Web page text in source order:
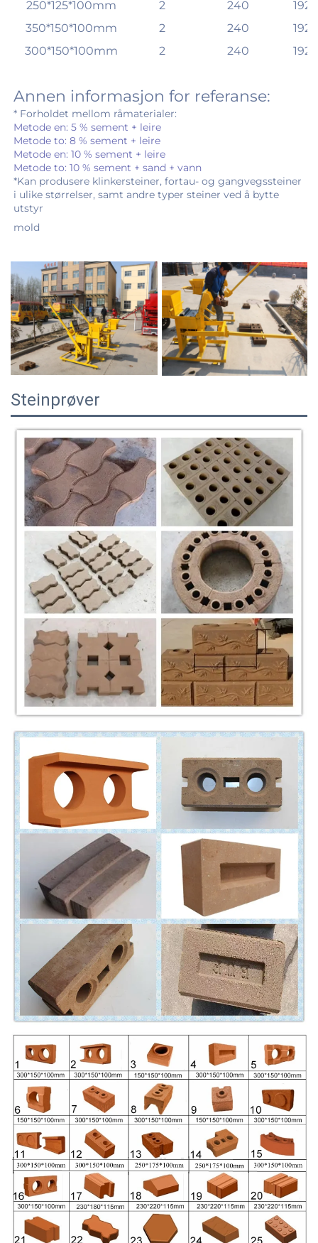
250*125*100mm 2 240
1920
350*150*100mm
2 240
1920
300*150*100mm
2 240 1920
Annen informasjon for referanse:
* Forholdet mellom råmaterialer:
Metode en: 5 % sement + leire
Metode to: 8 % sement + leire
Metode en: 10 % sement + leire
Metode to: 10 % sement + sand + vann
*Kan produsere klinkersteiner, fortau- og gangvegssteiner
i ulike størrelser, samt andre typer steiner ved å bytte
utstyr
mold
Steinprøver